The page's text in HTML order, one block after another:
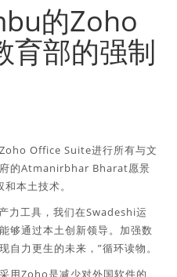
的Zoho
育部的强制
Office Suite进行所有与文
的Atmanirbhar Bharat愿景
本土技术。
力工具，我们在Swadeshi运
够通过本土创新领导。加强数
自力更生的未来，”循环读物。
用Zoho是减少对外国软件的